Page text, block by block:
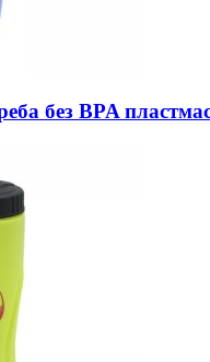
без BPA